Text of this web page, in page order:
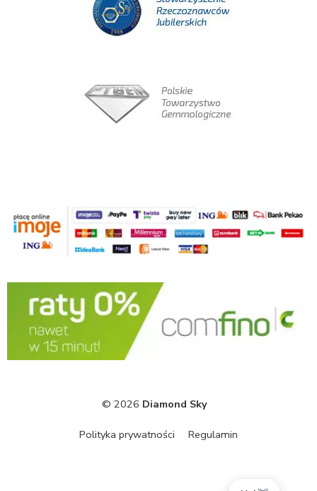
© 2026 Diamond Sky
Polityka prywatności Regulamin